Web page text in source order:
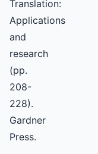
Translation:
Applications
and
research
(pp.
208-
228).
Gardner
Press.